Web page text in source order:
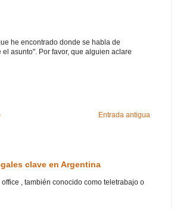
he encontrado donde se habla de
asunto". Por favor, que alguien aclare
Entrada antigua
clave en Argentina
, también conocido como teletrabajo o